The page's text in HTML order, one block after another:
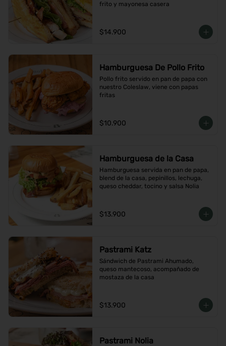
frito y mayonesa casera
$14.900
Hamburguesa De Pollo Frito
Pollo frito servido en pan de papa con
nuestro Coleslaw, viene con papas
fritas
$10.900
Hamburguesa de la Casa
Hamburguesa servida en pan de papa,
blend de la casa, pepinillos, lechuga,
queso cheddar, tocino y salsa Nolia
$13.900
Pastrami Katz
Sándwich de Pastrami Ahumado,
queso mantecoso, acompañado de
mostaza de la casa
$13.900
Pastrami Nolia